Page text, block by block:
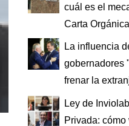
cuál es el
Carta Orgánica
La influencia
gobernadores
frenar la
Ley de
Privada: